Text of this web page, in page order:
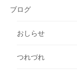
ブログ
おしらせ
つれづれ